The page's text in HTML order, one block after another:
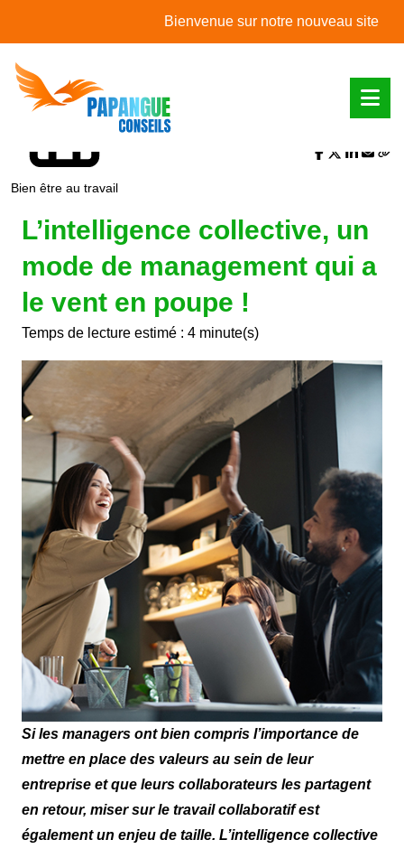
Bienvenue sur notre nouveau site web !
L'actualité du mois
Bien être au travail
L’intelligence collective, un
mode de management qui a
le vent en poupe !
Temps de lecture estimé : 4 minute(s)
Si les managers ont bien compris l’importance de
mettre en place des valeurs au sein de leur
entreprise et que leurs collaborateurs les partagent
en retour, miser sur le travail collaboratif est
également un enjeu de taille. L’intelligence collective